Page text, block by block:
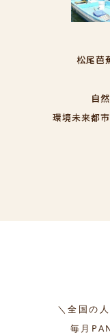
松尾芭
自
環境未来都
＼全国の
毎月